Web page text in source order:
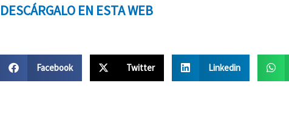
DESCÁRGALO EN ESTA WEB
Facebook Twitter Linkedin